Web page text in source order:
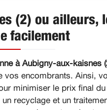
(2) ou ailleurs,
facilement
à Aubigny-aux-kaisnes
vos encombrants. Ainsi,
minimiser le prix final
recyclage et un